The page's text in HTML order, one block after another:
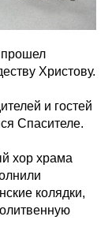
прошел
Христову.
и гостей
Спасителе.
хор храма
колядки,